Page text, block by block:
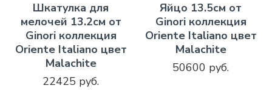
Шкатулка для
мелочей 13.2см от
Ginori коллекция
Oriente Italiano цвет
Malachite
22425 руб.
Яйцо 13.5см от
Ginori коллекция
Oriente Italiano цвет
Malachite
50600 руб.